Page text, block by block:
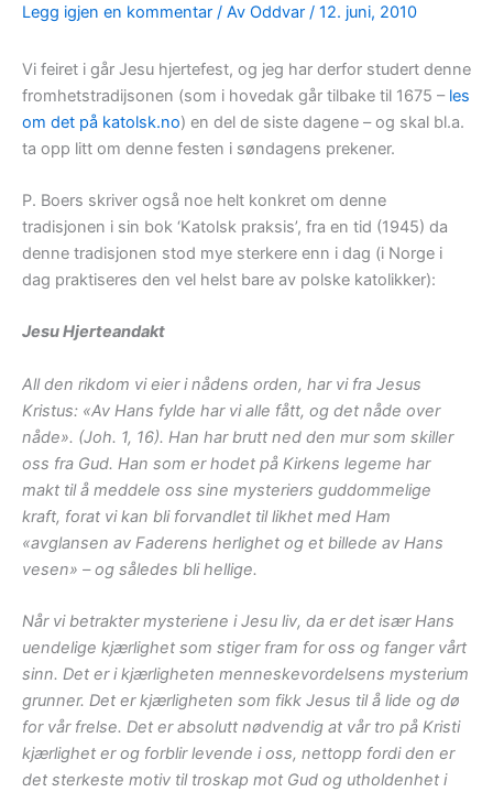
Legg igjen en kommentar / Av Oddvar / 12. juni, 2010
Vi feiret i går Jesu hjertefest, og jeg har derfor studert denne
fromhetstradijsonen (som i hovedak går tilbake til 1675 – les
om det på katolsk.no) en del de siste dagene – og skal bl.a.
ta opp litt om denne festen i søndagens prekener.
P. Boers skriver også noe helt konkret om denne
tradisjonen i sin bok ‘Katolsk praksis’, fra en tid (1945) da
denne tradisjonen stod mye sterkere enn i dag (i Norge i
dag praktiseres den vel helst bare av polske katolikker):
Jesu Hjerteandakt
All den rikdom vi eier i nådens orden, har vi fra Jesus
Kristus: «Av Hans fylde har vi alle fått, og det nåde over
nåde». (Joh. 1, 16). Han har brutt ned den mur som skiller
oss fra Gud. Han som er hodet på Kirkens legeme har
makt til å meddele oss sine mysteriers guddommelige
kraft, forat vi kan bli forvandlet til likhet med Ham
«avglansen av Faderens herlighet og et billede av Hans
vesen» – og således bli hellige.
Når vi betrakter mysteriene i Jesu liv, da er det især Hans
uendelige kjærlighet som stiger fram for oss og fanger vårt
sinn. Det er i kjærligheten menneskevordelsens mysterium
grunner. Det er kjærligheten som fikk Jesus til å lide og dø
for vår frelse. Det er absolutt nødvendig at vår tro på Kristi
kjærlighet er og forblir levende i oss, nettopp fordi den er
det sterkeste motiv til troskap mot Gud og utholdenhet i